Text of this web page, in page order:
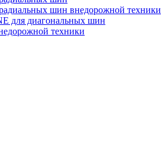
шин внедорожной техники
для диагональных шин
техники